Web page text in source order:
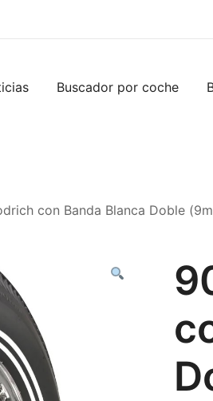
Buscador por coche
con Banda Blanca Doble